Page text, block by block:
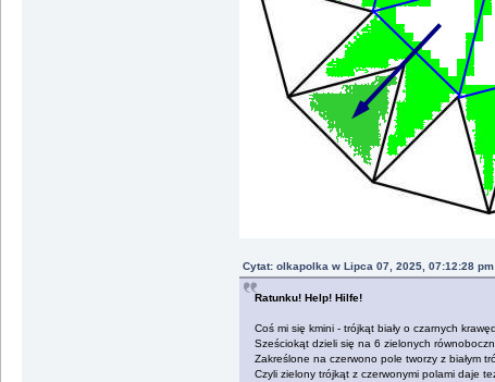
Cytat: olkapolka w Lipca 07, 2025, 07:12:28 pm
Ratunku! Help! Hilfe!
Coś mi się kmini - trójkąt biały o czarnych
Sześciokąt dzieli się na 6 zielonych
Zakreślone na czerwono pole tworzy z białym
Czyli zielony trójkąt z czerwonymi polami daje